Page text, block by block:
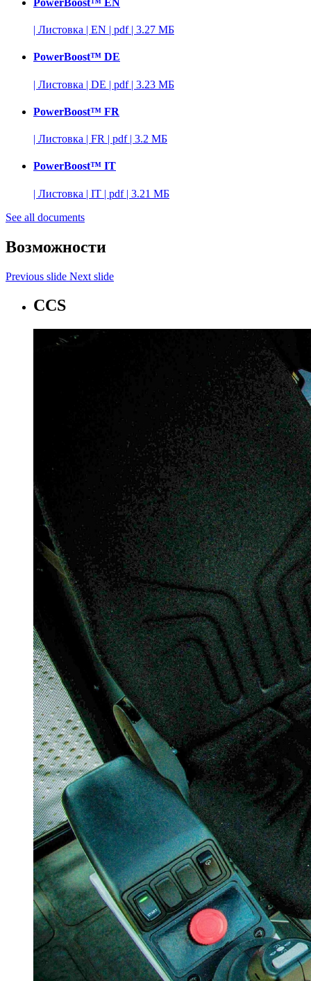
| Листовка | EN | pdf | 3.27 МБ
PowerBoost™ DE
| Листовка | DE | pdf | 3.23 МБ
PowerBoost™ FR
| Листовка | FR | pdf | 3.2 МБ
PowerBoost™ IT
| Листовка | IT | pdf | 3.21 МБ
See all documents
Возможности
Previous slide Next slide
CCS